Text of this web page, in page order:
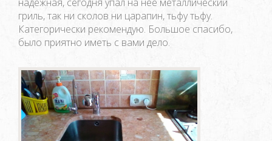
гриль, так ни сколов ни царапин, тьфу тьфу.
Категорически рекомендую. Большое спасибо,
было приятно иметь с вами дело.